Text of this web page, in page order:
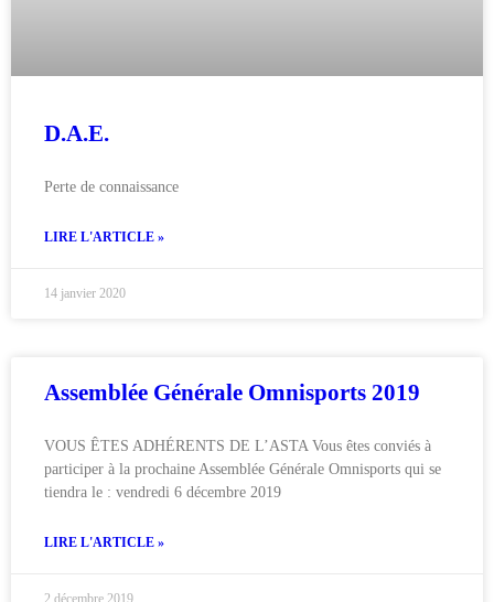
D.A.E.
Perte de connaissance
LIRE L'ARTICLE »
14 janvier 2020
Assemblée Générale Omnisports 2019
VOUS ÊTES ADHÉRENTS DE L’ASTA Vous êtes conviés à
participer à la prochaine Assemblée Générale Omnisports qui se
tiendra le : vendredi 6 décembre 2019
LIRE L'ARTICLE »
2 décembre 2019